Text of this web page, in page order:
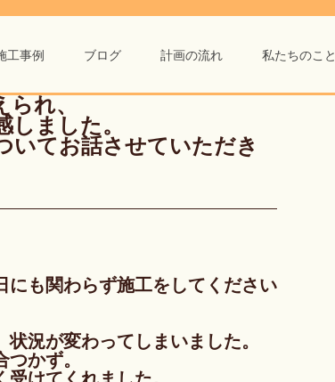
工事例 ブログ 計画の流れ 私たちのこと
れ、
ました。
いてお話させていただき
にも関わらず施工をしてください
況が変わってしまいました。
かず。